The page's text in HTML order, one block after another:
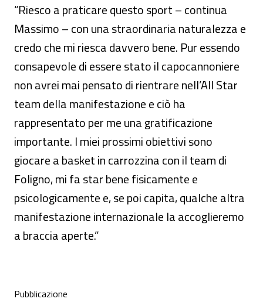
“Riesco a praticare questo sport – continua
Massimo – con una straordinaria naturalezza e
credo che mi riesca davvero bene. Pur essendo
consapevole di essere stato il capocannoniere
non avrei mai pensato di rientrare nell’All Star
team della manifestazione e ciò ha
rappresentato per me una gratificazione
importante. I miei prossimi obiettivi sono
giocare a basket in carrozzina con il team di
Foligno, mi fa star bene fisicamente e
psicologicamente e, se poi capita, qualche altra
manifestazione internazionale la accoglieremo
a braccia aperte.”
Condivisione social
Pubblicazione